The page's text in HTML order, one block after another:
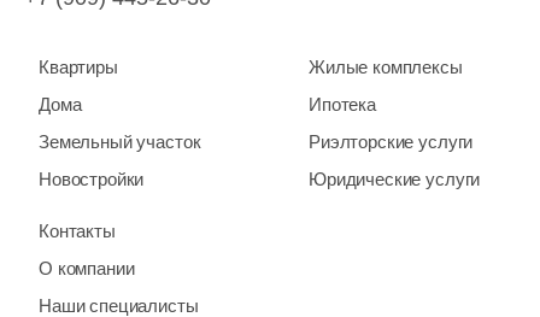
Квартиры
Дома
Земельный участок
Новостройки
Жилые комплексы
Ипотека
Риэлторские услуги
Юридические услуги
Контакты
О компании
Наши специалисты